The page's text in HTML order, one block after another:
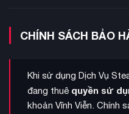
Court (hệ thống phòng ngai
Tournaments (du lịch và giải
(huyền thoại của người
quyền lực Byzantine). Mỗi
gameplay mới và mở rộng
chơi.
CHÍNH SÁCH BẢO
Khi sử dụng Dịch Vụ
đang thuê quyền sử
khoản Vĩnh Viễn. Chính